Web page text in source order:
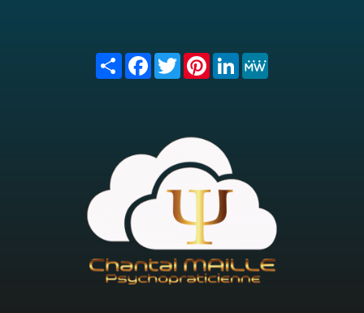
Share FacebookTwitterPinterest
LinkedIn